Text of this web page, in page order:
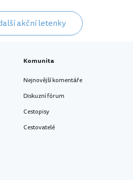
akční letenky
Komunita
Nejnovější komentáře
Diskuzní fórum
Cestopisy
Cestovatelé